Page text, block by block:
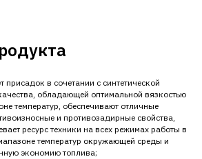
в сочетании с синтетической
обладающей оптимальной вязкостью
температур, обеспечивают отличные
и противозадирные свойства,
ресурс техники на всех режимах работы в
температур окружающей среды и
экономию топлива;